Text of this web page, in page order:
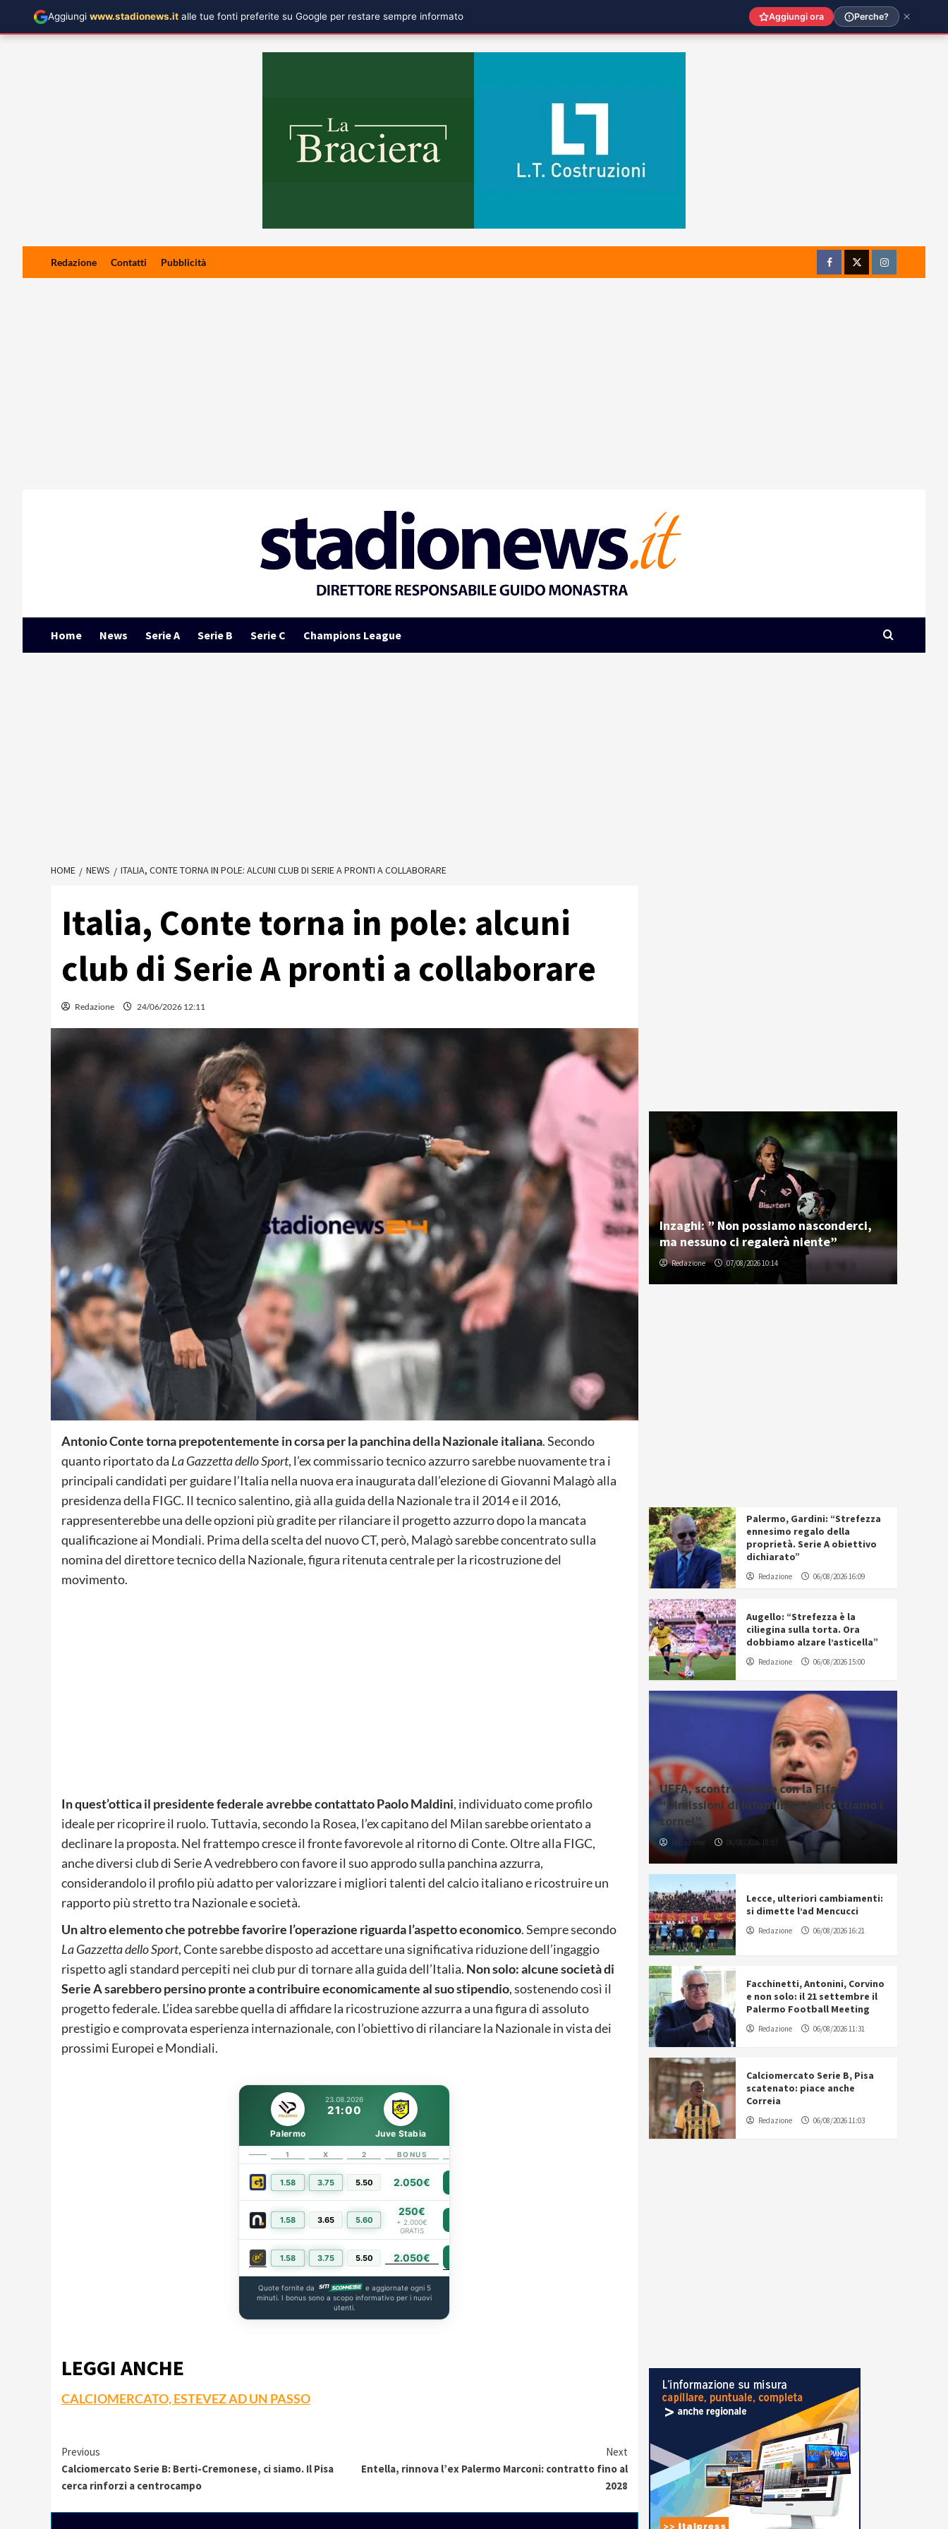
Redazione Contatti Pubblicità
FacebookTwitterInstagram
Home News Serie A Serie B Serie C Champions League
HOME NEWS ITALIA, CONTE TORNA IN POLE: ALCUNI CLUB DI SERIE A PRONTI A COLLABORARE
Italia, Conte torna in pole: alcuni
club di Serie A pronti a collaborare
Redazione 24/06/2026 12:11
Antonio Conte torna prepotentemente in corsa per la panchina della Nazionale italiana. Secondo
quanto riportato da La Gazzetta dello Sport, l’ex commissario tecnico azzurro sarebbe nuovamente tra i
principali candidati per guidare l’Italia nella nuova era inaugurata dall’elezione di Giovanni Malagò alla
presidenza della FIGC. Il tecnico salentino, già alla guida della Nazionale tra il 2014 e il 2016,
rappresenterebbe una delle opzioni più gradite per rilanciare il progetto azzurro dopo la mancata
qualificazione ai Mondiali. Prima della scelta del nuovo CT, però, Malagò sarebbe concentrato sulla
nomina del direttore tecnico della Nazionale, figura ritenuta centrale per la ricostruzione del
movimento.
In quest’ottica il presidente federale avrebbe contattato Paolo Maldini, individuato come profilo
ideale per ricoprire il ruolo. Tuttavia, secondo la Rosea, l’ex capitano del Milan sarebbe orientato a
declinare la proposta. Nel frattempo cresce il fronte favorevole al ritorno di Conte. Oltre alla FIGC,
anche diversi club di Serie A vedrebbero con favore il suo approdo sulla panchina azzurra,
considerandolo il profilo più adatto per valorizzare i migliori talenti del calcio italiano e ricostruire un
rapporto più stretto tra Nazionale e società.
Un altro elemento che potrebbe favorire l’operazione riguarda l’aspetto economico. Sempre secondo
La Gazzetta dello Sport, Conte sarebbe disposto ad accettare una significativa riduzione dell’ingaggio
rispetto agli standard percepiti nei club pur di tornare alla guida dell’Italia. Non solo: alcune società di
Serie A sarebbero persino pronte a contribuire economicamente al suo stipendio, sostenendo così il
progetto federale. L’idea sarebbe quella di affidare la ricostruzione azzurra a una figura di assoluto
prestigio e comprovata esperienza internazionale, con l’obiettivo di rilanciare la Nazionale in vista dei
prossimi Europei e Mondiali.
23.08.2026
21:00
Palermo Juve Stabia
1 X 2 BONUS
1.58 3.75 5.50 2.050€
1.58 3.65 5.60
250€
+ 2.000€
GRATIS
1.58 3.75 5.50 2.050€
Quote fornite da
e aggiornate ogni 5
minuti. I bonus sono a scopo informativo per i nuovi
utenti.
LEGGI ANCHE
CALCIOMERCATO, ESTEVEZ AD UN PASSO
Continue
Reading
Previous
Calciomercato Serie B: Berti-Cremonese, ci siamo. Il Pisa
cerca rinforzi a centrocampo
Next
Entella, rinnova l’ex Palermo Marconi: contratto fino al
2028
Inzaghi: ” Non possiamo nasconderci,
ma nessuno ci regalerà niente”
Redazione 07/08/2026 10:14
Palermo, Gardini: “Strefezza
ennesimo regalo della
proprietà. Serie A obiettivo
dichiarato”
Redazione 06/08/2026 16:09
Augello: “Strefezza è la
ciliegina sulla torta. Ora
dobbiamo alzare l’asticella”
Redazione 06/08/2026 15:00
UEFA, scontro totale con la Fifa:
“Dimissioni di Infantino o boicottiamo i
tornei”
Redazione 06/08/2026 18:57
Lecce, ulteriori cambiamenti:
si dimette l’ad Mencucci
Redazione 06/08/2026 16:21
Facchinetti, Antonini, Corvino
e non solo: il 21 settembre il
Palermo Football Meeting
Redazione 06/08/2026 11:31
Calciomercato Serie B, Pisa
scatenato: piace anche
Correia
Redazione 06/08/2026 11:03
Aggiungi www.stadionews.it alle tue fonti preferite su Google per restare sempre informato Aggiungi ora Perche?